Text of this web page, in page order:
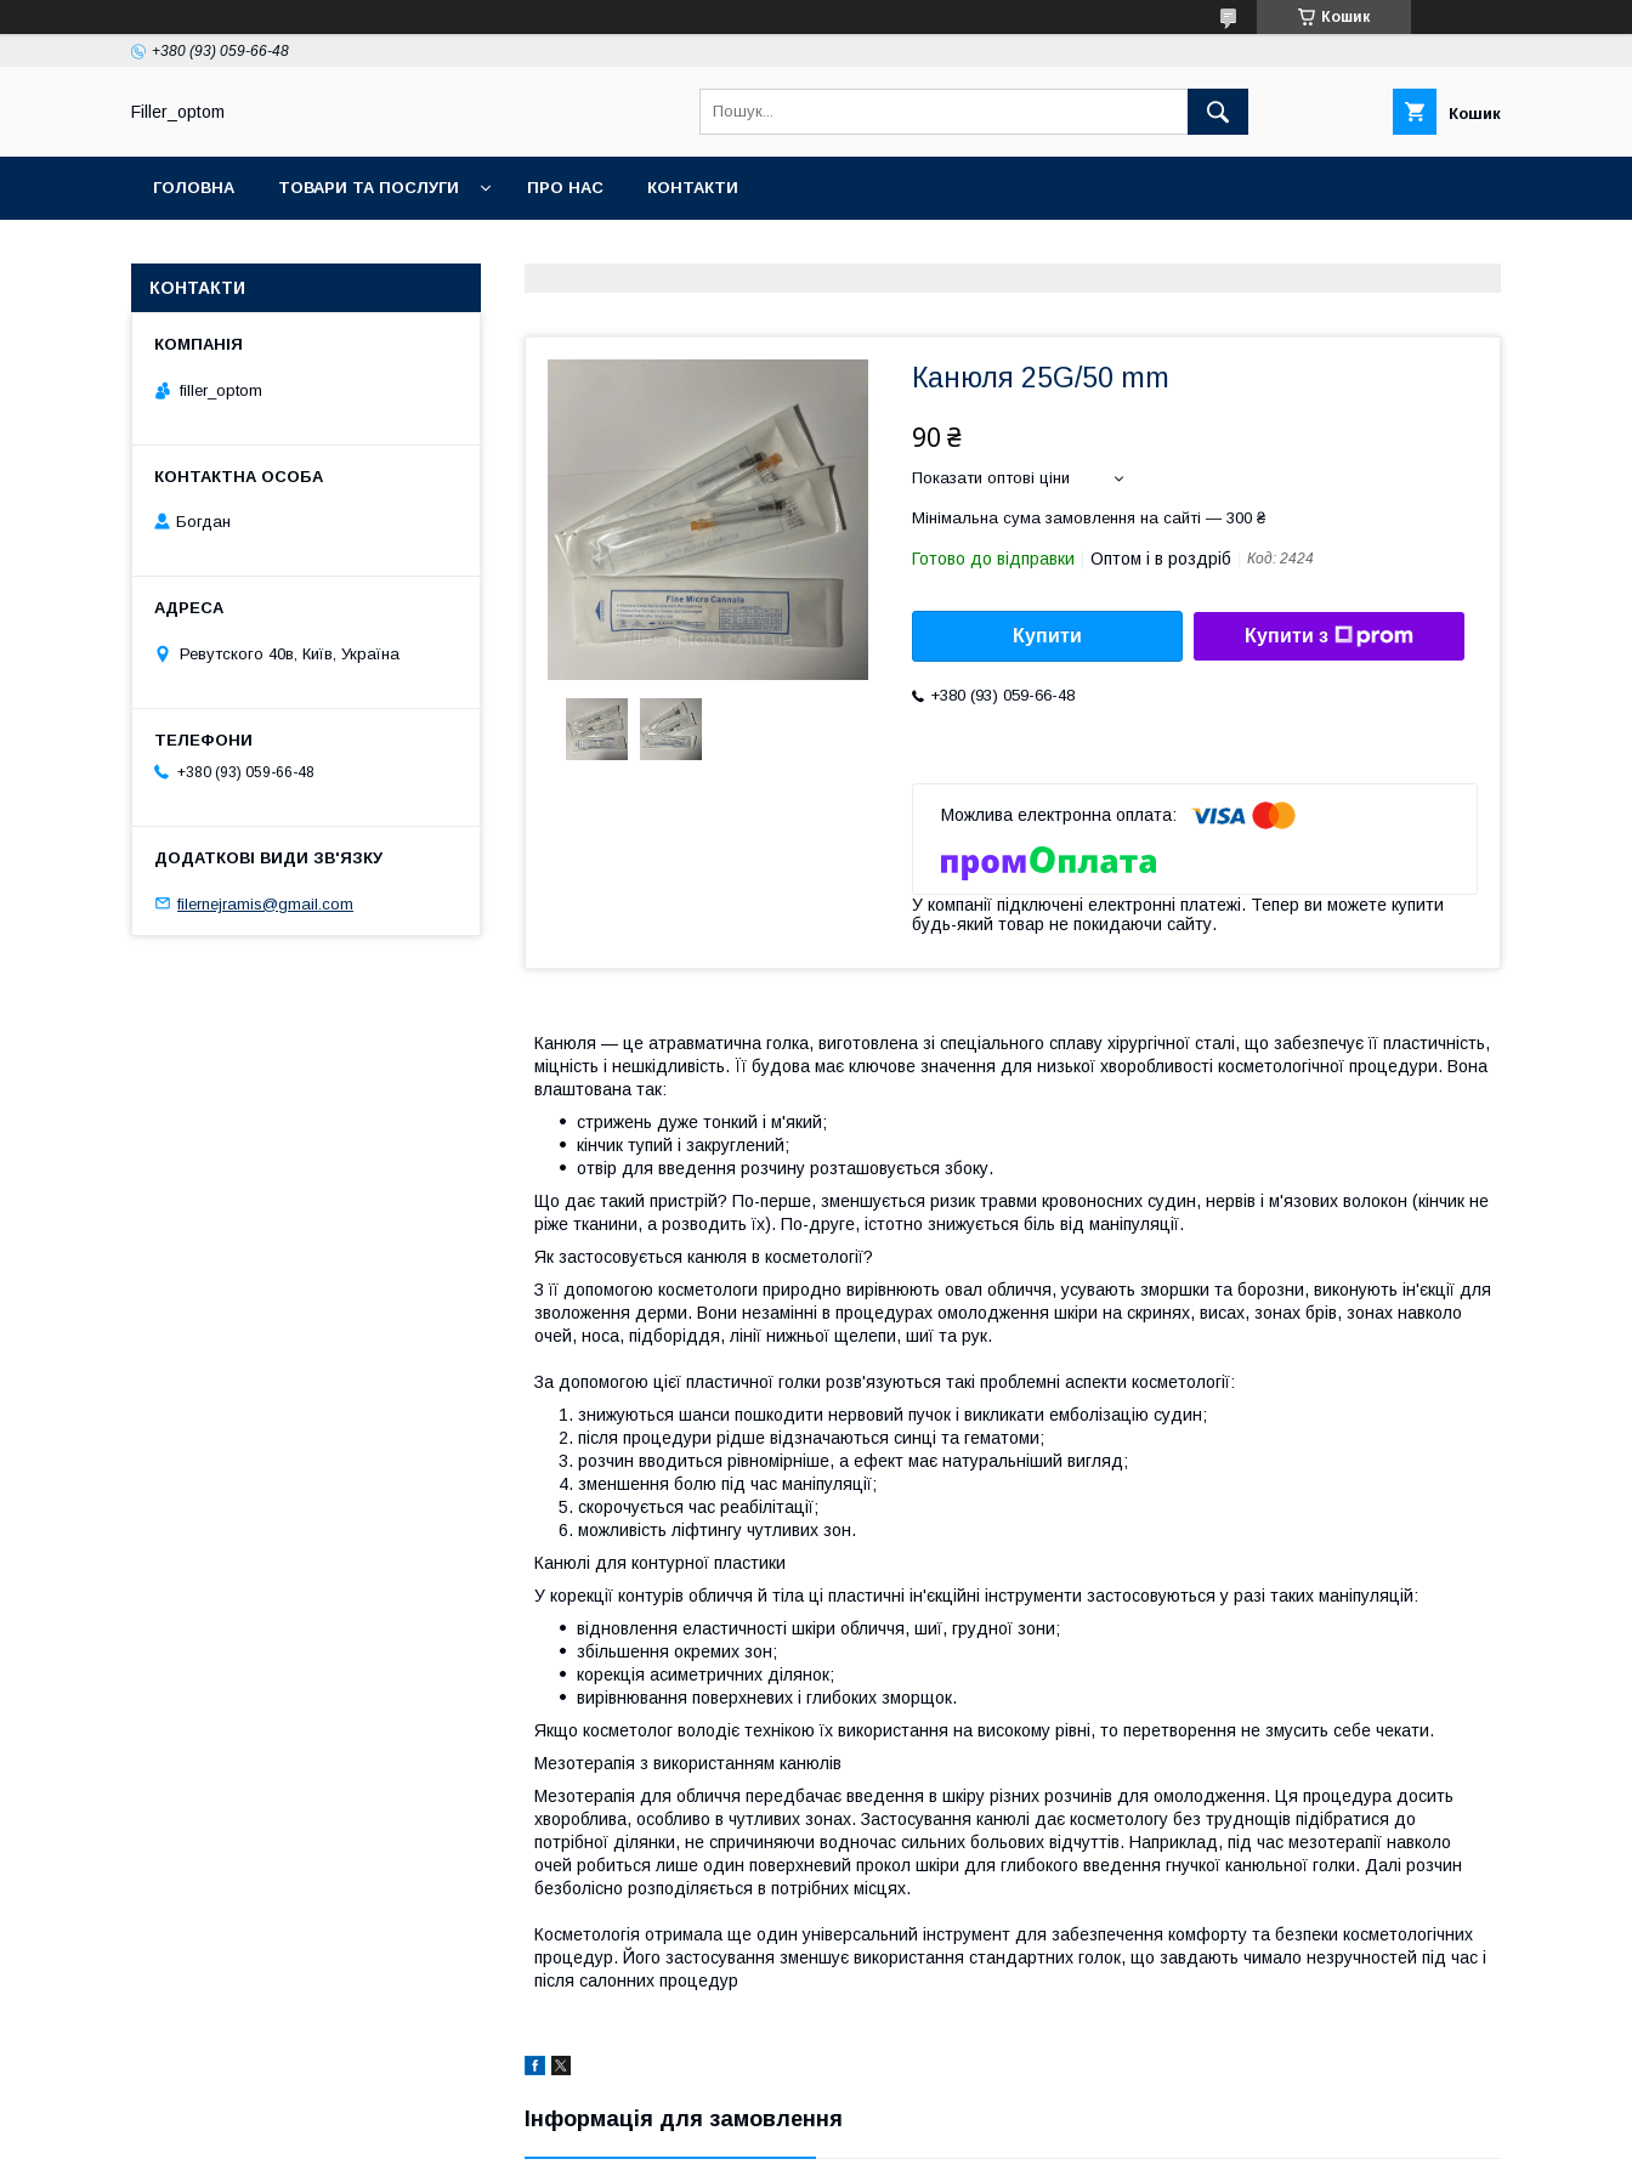
Кошик
+380 (93) 059-66-48
Filler_optom Кошик
ГОЛОВНА ТОВАРИ ТА ПОСЛУГИ ПРО НАС КОНТАКТИ
Канюля 25G/50 mm
90 ₴
Показати оптові ціни
Мінімальна сума замовлення на сайті — 300 ₴
Готово до відправки Оптом і в роздріб Код: 2424
Купити Купити з
+380 (93) 059-66-48
У компанії підключені електронні платежі. Тепер ви можете купити
будь-який товар не покидаючи сайту.
Канюля — це атравматична голка, виготовлена зі спеціального сплаву хірургічної сталі, що забезпечує її пластичність,
міцність і нешкідливість. Її будова має ключове значення для низької хворобливості косметологічної процедури. Вона
влаштована так:
стрижень дуже тонкий і м'який;
кінчик тупий і закруглений;
отвір для введення розчину розташовується збоку.
Що дає такий пристрій? По-перше, зменшується ризик травми кровоносних судин, нервів і м'язових волокон (кінчик не
ріже тканини, а розводить їх). По-друге, істотно знижується біль від маніпуляції.
Як застосовується канюля в косметології?
З її допомогою косметологи природно вирівнюють овал обличчя, усувають зморшки та борозни, виконують ін'єкції для
зволоження дерми. Вони незамінні в процедурах омолодження шкіри на скринях, висах, зонах брів, зонах навколо
очей, носа, підборіддя, лінії нижньої щелепи, шиї та рук.
За допомогою цієї пластичної голки розв'язуються такі проблемні аспекти косметології:
знижуються шанси пошкодити нервовий пучок і викликати емболізацію судин;
після процедури рідше відзначаються синці та гематоми;
розчин вводиться рівномірніше, а ефект має натуральніший вигляд;
зменшення болю під час маніпуляції;
скорочується час реабілітації;
можливість ліфтингу чутливих зон.
Канюлі для контурної пластики
У корекції контурів обличчя й тіла ці пластичні ін'єкційні інструменти застосовуються у разі таких маніпуляцій:
відновлення еластичності шкіри обличчя, шиї, грудної зони;
збільшення окремих зон;
корекція асиметричних ділянок;
вирівнювання поверхневих і глибоких зморщок.
Якщо косметолог володіє технікою їх використання на високому рівні, то перетворення не змусить себе чекати.
Мезотерапія з використанням канюлів
Мезотерапія для обличчя передбачає введення в шкіру різних розчинів для омолодження. Ця процедура досить
хвороблива, особливо в чутливих зонах. Застосування канюлі дає косметологу без труднощів підібратися до
потрібної ділянки, не спричиняючи водночас сильних больових відчуттів. Наприклад, під час мезотерапії навколо
очей робиться лише один поверхневий прокол шкіри для глибокого введення гнучкої канюльної голки. Далі розчин
безболісно розподіляється в потрібних місцях.
Косметологія отримала ще один універсальний інструмент для забезпечення комфорту та безпеки косметологічних
процедур. Його застосування зменшує використання стандартних голок, що завдають чимало незручностей під час і
після салонних процедур
Інформація для замовлення
КОНТАКТИ
filler_optom
Богдан
Ревутского 40в, Київ, Україна
+380 (93) 059-66-48
filernejramis@gmail.com